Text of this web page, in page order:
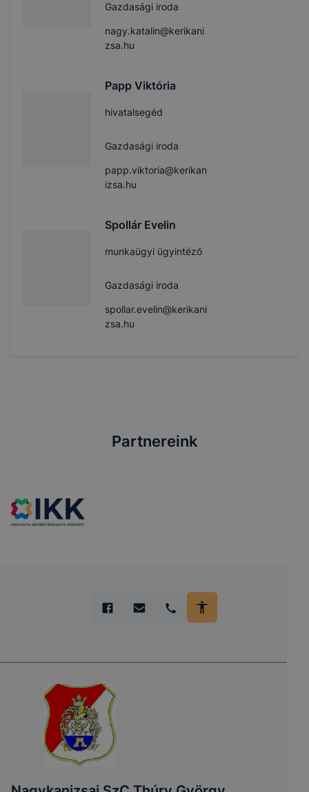
Gazdasági iroda
nagy.katalin@kerikani
zsa.hu
Papp Viktória
hivatalsegéd
Gazdasági iroda
papp.viktoria@kerikan
izsa.hu
Spollár Evelin
munkaügyi ügyintéző
Gazdasági iroda
spollar.evelin@kerikani
zsa.hu
Partnereink